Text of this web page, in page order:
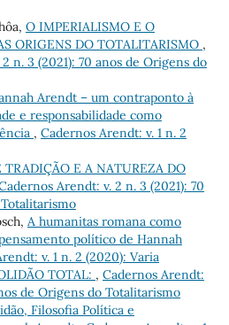
O IMPERIALISMO E O
ORIGENS DO TOTALITARISMO ,
n. 3 (2021): 70 anos de Origens do
Arendt – um contraponto à
e responsabilidade como
, Cadernos Arendt: v. 1 n. 2
TRADIÇÃO E A NATUREZA DO
Arendt: v. 2 n. 3 (2021): 70
A humanitas romana como
político de Hannah
v. 1 n. 2 (2020): Varia
TOTAL: , Cadernos Arendt:
de Origens do Totalitarismo
Filosofia Política e